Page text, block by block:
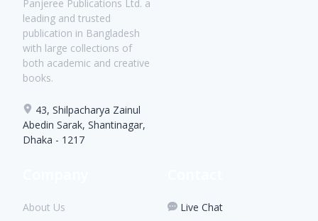
Panjeree Publications Ltd. a
leading and trusted
publication in Bangladesh
with large collections of
both academic and creative
books.
43, Shilpacharya Zainul
Abedin Sarak, Shantinagar,
Dhaka - 1217
About Us
Live Chat